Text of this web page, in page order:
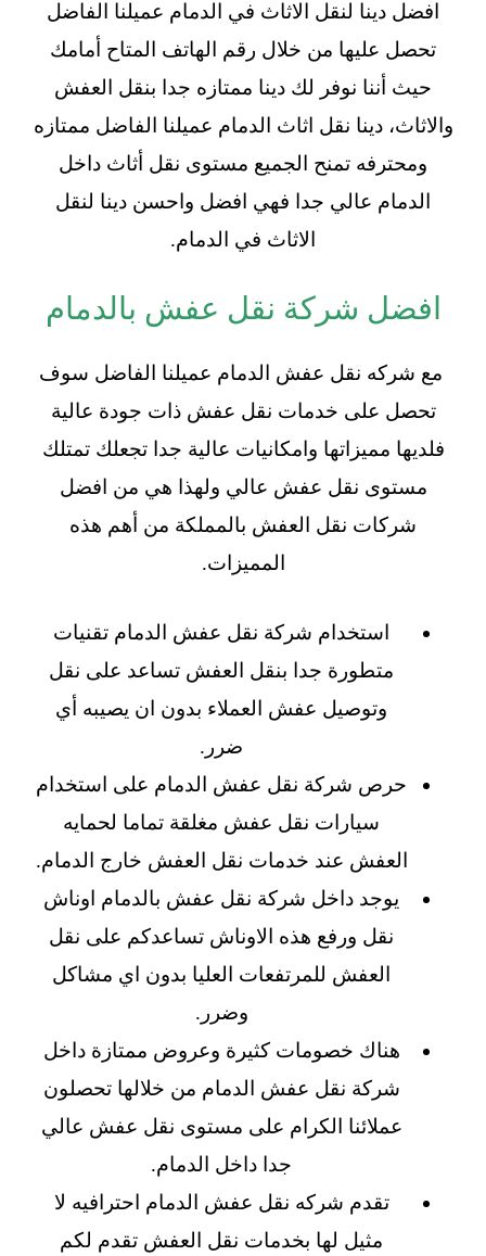
افضل دينا لنقل الاثاث في الدمام عميلنا الفاضل
تحصل عليها من خلال رقم الهاتف المتاح أمامك
حيث أننا نوفر لك دينا ممتازه جدا بنقل العفش
والاثاث، دينا نقل اثاث الدمام عميلنا الفاضل ممتازه
ومحترفه تمنح الجميع مستوى نقل أثاث داخل
الدمام عالي جدا فهي افضل واحسن دينا لنقل
الاثاث في الدمام.
افضل شركة نقل عفش بالدمام
مع شركه نقل عفش الدمام عميلنا الفاضل سوف
تحصل على خدمات نقل عفش ذات جودة عالية
فلديها مميزاتها وامكانيات عالية جدا تجعلك تمتلك
مستوى نقل عفش عالي ولهذا هي من افضل
شركات نقل العفش بالمملكة من أهم هذه
المميزات.
استخدام شركة نقل عفش الدمام تقنيات
متطورة جدا بنقل العفش تساعد على نقل
وتوصيل عفش العملاء بدون ان يصيبه أي
ضرر.
حرص شركة نقل عفش الدمام على استخدام
سيارات نقل عفش مغلقة تماما لحمايه
العفش عند خدمات نقل العفش خارج الدمام.
يوجد داخل شركة نقل عفش بالدمام اوناش
نقل ورفع هذه الاوناش تساعدكم على نقل
العفش للمرتفعات العليا بدون اي مشاكل
وضرر.
هناك خصومات كثيرة وعروض ممتازة داخل
شركة نقل عفش الدمام من خلالها تحصلون
عملائنا الكرام على مستوى نقل عفش عالي
جدا داخل الدمام.
تقدم شركه نقل عفش الدمام احترافيه لا
مثيل لها بخدمات نقل العفش تقدم لكم